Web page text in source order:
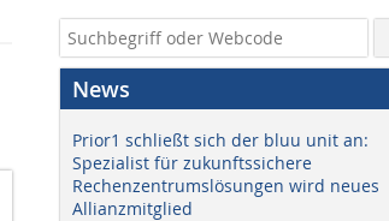
News
Prior1 schließt sich der bluu unit an:
Spezialist für zukunftssichere
Rechenzentrumslösungen wird neues
Allianzmitglied